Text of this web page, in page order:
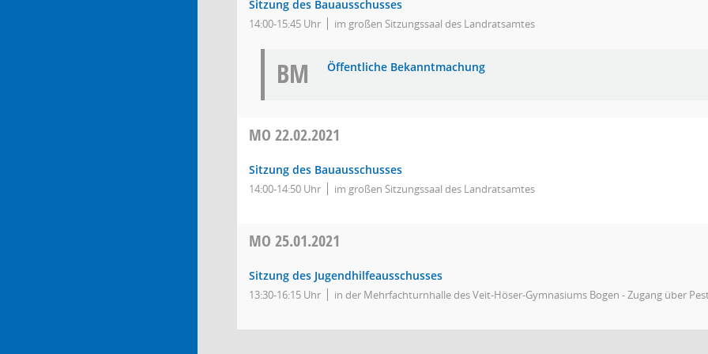
Sitzung des Bauausschusses
14:00-15:45 Uhr im großen Sitzungssaal des Landratsamtes
BM Öffentliche Bekanntmachung
MO 22.02.2021
Sitzung des Bauausschusses
14:00-14:50 Uhr im großen Sitzungssaal des Landratsamtes
MO 25.01.2021
Sitzung des Jugendhilfeausschusses
13:30-16:15 Uhr in der Mehrfachturnhalle des Veit-Höser-Gymnasiums Bogen - Zugang über